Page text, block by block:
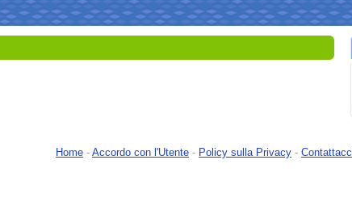
Home - Accordo con l'Utente - Policy sulla Privacy -